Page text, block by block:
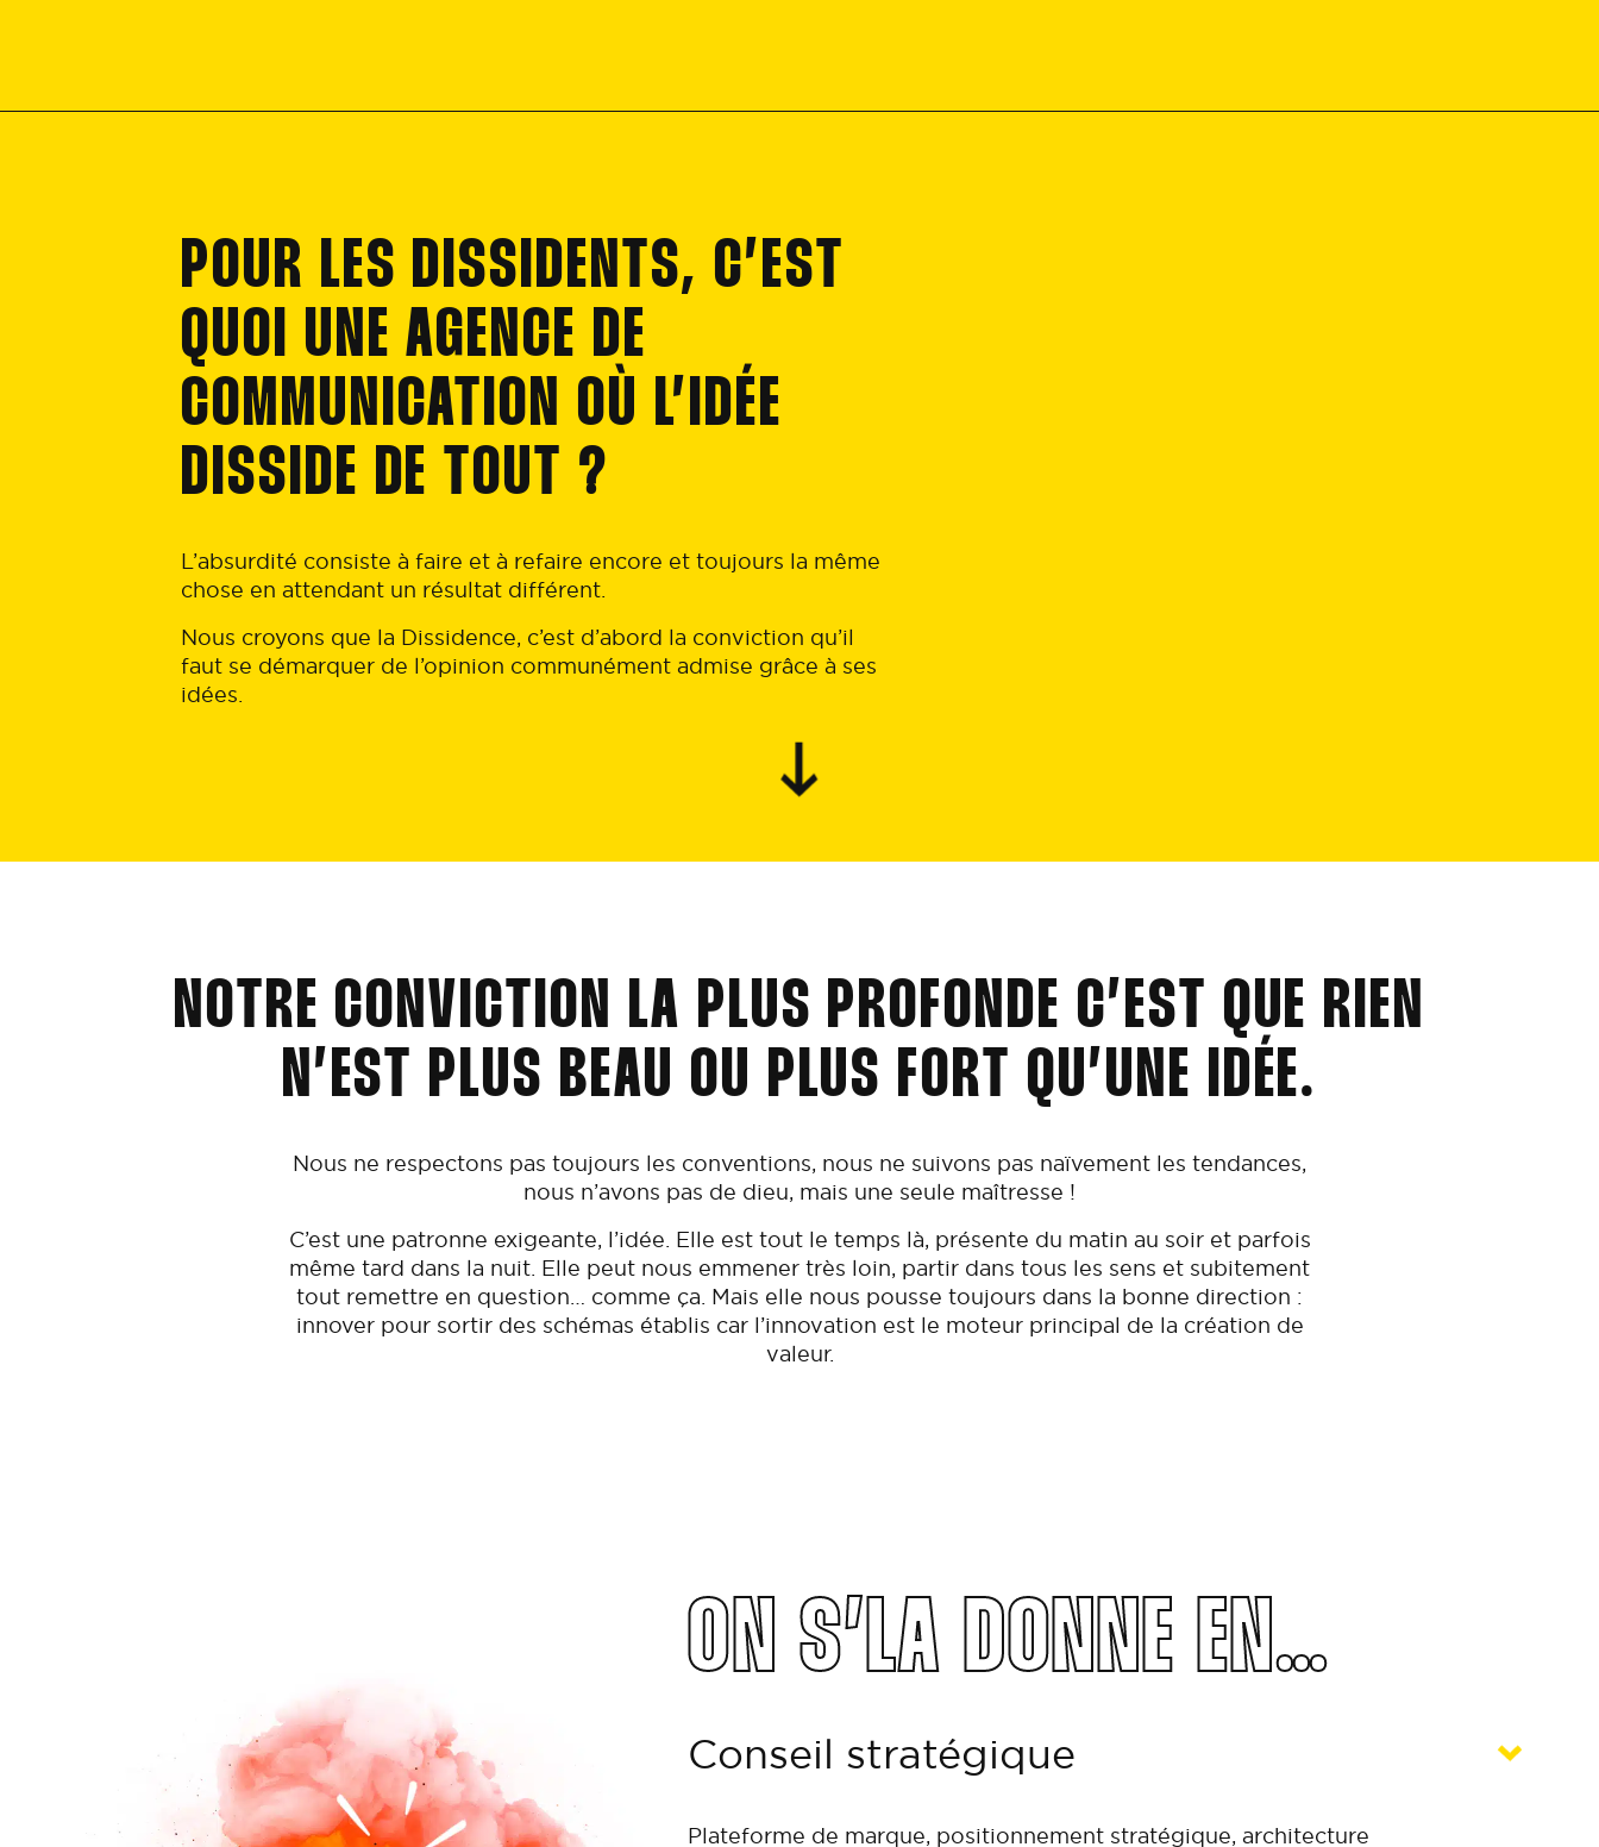
POUR LES DISSIDENTS, C’EST
QUOI UNE AGENCE DE
COMMUNICATION OÙ L’IDÉE
DISSIDE DE TOUT ?
L’absurdité consiste à faire et à refaire encore et toujours la même
chose en attendant un résultat différent.
Nous croyons que la Dissidence, c’est d’abord la conviction qu’il
faut se démarquer de l’opinion communément admise grâce à ses
idées.
NOTRE CONVICTION LA PLUS PROFONDE C’EST QUE RIEN
N’EST PLUS BEAU OU PLUS FORT QU’UNE IDÉE.
Nous ne respectons pas toujours les conventions, nous ne suivons pas naïvement les tendances,
nous n’avons pas de dieu, mais une seule maîtresse !
C’est une patronne exigeante, l’idée. Elle est tout le temps là, présente du matin au soir et parfois
même tard dans la nuit. Elle peut nous emmener très loin, partir dans tous les sens et subitement
tout remettre en question… comme ça. Mais elle nous pousse toujours dans la bonne direction :
innover pour sortir des schémas établis car l’innovation est le moteur principal de la création de
valeur.
ON S’LA DONNE EN…
Conseil stratégique
Plateforme de marque, positionnement stratégique, architecture